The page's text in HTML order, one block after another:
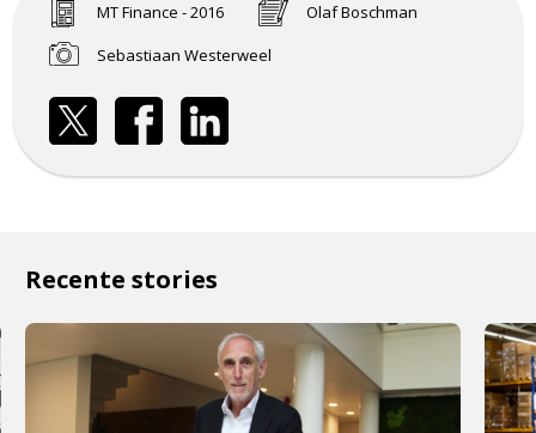
MT Finance - 2016
Olaf Boschman
Sebastiaan Westerweel
Recente stories